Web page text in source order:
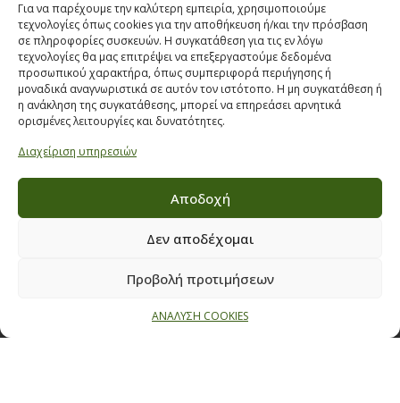
Για να παρέχουμε την καλύτερη εμπειρία, χρησιμοποιούμε
τεχνολογίες όπως cookies για την αποθήκευση ή/και την πρόσβαση
σε πληροφορίες συσκευών. Η συγκατάθεση για τις εν λόγω
τεχνολογίες θα μας επιτρέψει να επεξεργαστούμε δεδομένα
προσωπικού χαρακτήρα, όπως συμπεριφορά περιήγησης ή
μοναδικά αναγνωριστικά σε αυτόν τον ιστότοπο. Η μη συγκατάθεση ή
η ανάκληση της συγκατάθεσης, μπορεί να επηρεάσει αρνητικά
ορισμένες λειτουργίες και δυνατότητες.
Διαχείριση υπηρεσιών
Αποδοχή
Δεν αποδέχομαι
Προβολή προτιμήσεων
ΑΝΑΛΥΣΗ COOKIES
ΣΤΟΙΧΕΙΑ ΕΠΙΚΟΙΝΩΝΙΑΣ
Παπαναστασίου 209,
Θεσσαλονίκη, ΤΚ 542 50
Τηλ:231 030 9709,231 035 1630
Email:info@ecobuildings.gr
Email:eshop@ecobuildings.gr
ΟΡΟΙ ΧΡΗΣΗΣ